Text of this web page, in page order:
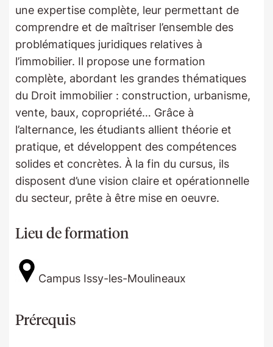
une expertise complète, leur permettant de
comprendre et de maîtriser l’ensemble des
problématiques juridiques relatives à
l’immobilier. Il propose une formation
complète, abordant les grandes thématiques
du Droit immobilier : construction, urbanisme,
vente, baux, copropriété… Grâce à
l’alternance, les étudiants allient théorie et
pratique, et développent des compétences
solides et concrètes. À la fin du cursus, ils
disposent d’une vision claire et opérationnelle
du secteur, prête à être mise en oeuvre.
Lieu de formation
Campus Issy-les-Moulineaux
Prérequis